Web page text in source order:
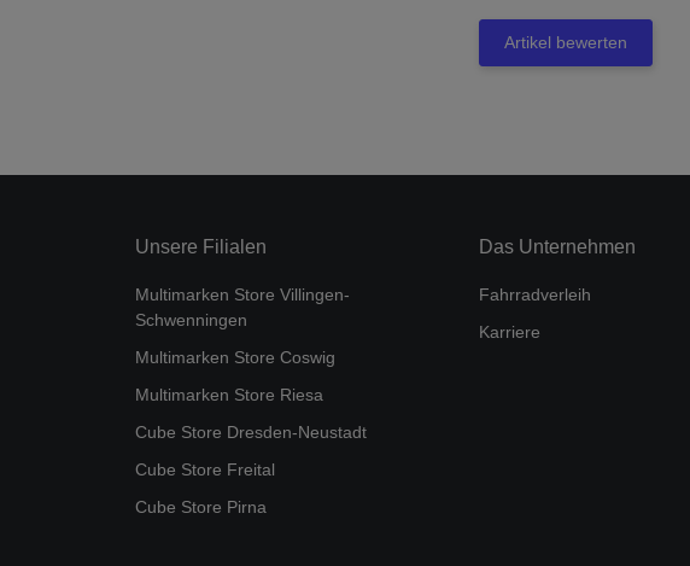
Artikel bewerten
Unsere Filialen
Multimarken Store Villingen-
Schwenningen
Multimarken Store Coswig
Multimarken Store Riesa
Cube Store Dresden-Neustadt
Cube Store Freital
Cube Store Pirna
Das Unternehmen
Fahrradverleih
Karriere